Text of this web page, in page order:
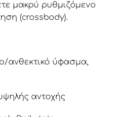
μακρύ ρυθμιζόμενο
(crossbody).
ανθεκτικό ύφασμα,
αντοχής